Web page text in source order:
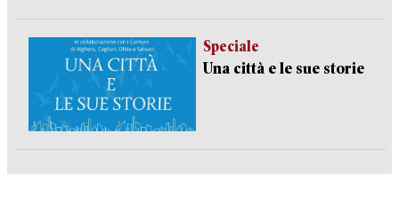
Speciale
Una città e le sue storie